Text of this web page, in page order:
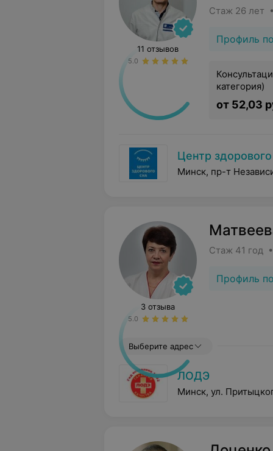
Стаж 26 лет
Профиль
11 отзывов
5.0
категория)
от 52,03
Центр
Минск, пр-т
Стаж 41 год
Профиль
3 отзыва
5.0
Выберите адрес
ЛОДЭ
Минск, ул.